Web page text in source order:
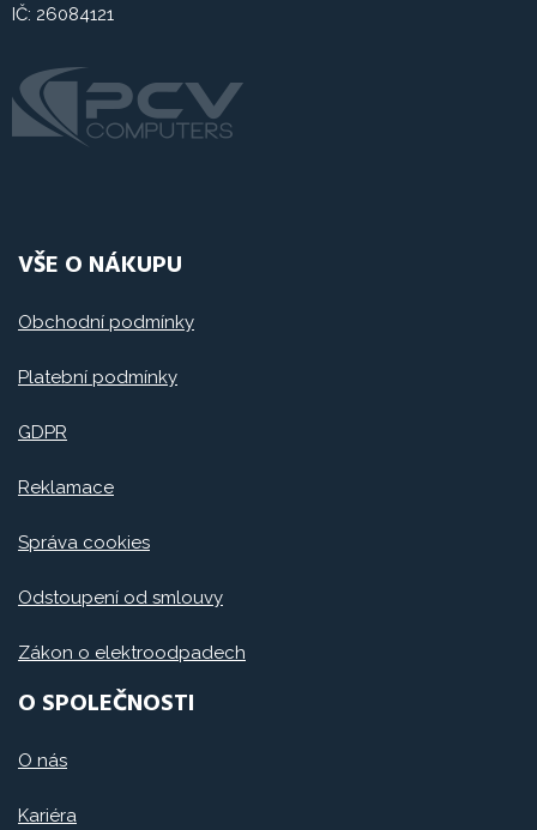
IČ: 26084121
VŠE O NÁKUPU
Obchodní podmínky
Platební podmínky
GDPR
Reklamace
Správa cookies
Odstoupení od smlouvy
Zákon o elektroodpadech
O SPOLEČNOSTI
O nás
Kariéra